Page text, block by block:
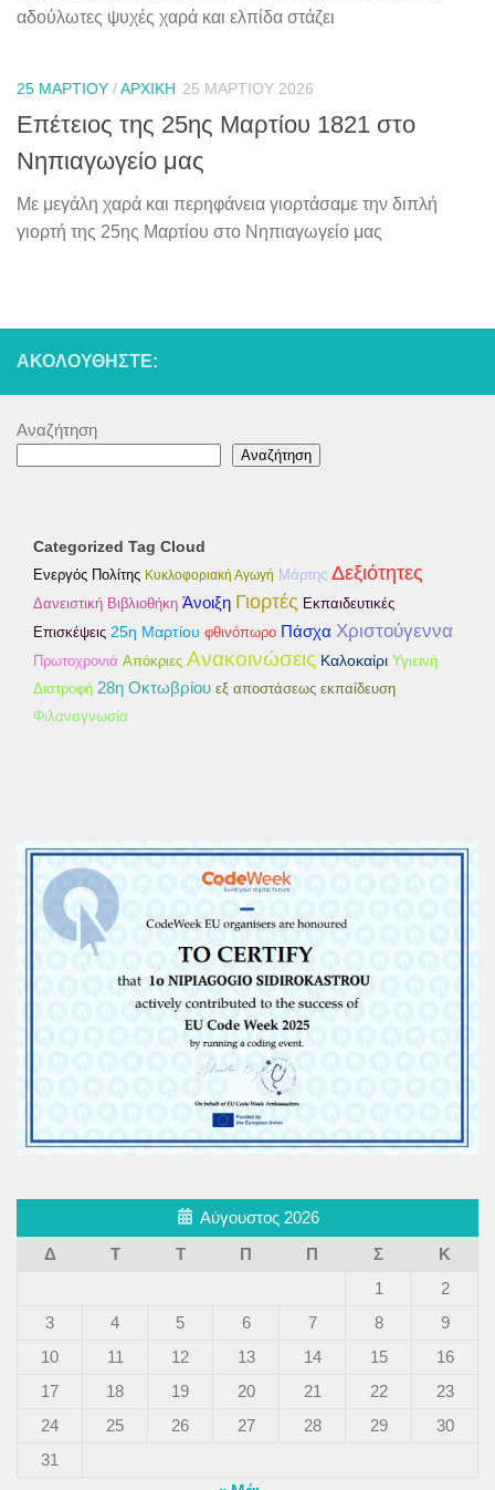
αδούλωτες ψυχές χαρά και ελπίδα στάζει
25 ΜΑΡΤΊΟΥ /ΑΡΧΙΚΉ 25 ΜΑΡΤΊΟΥ 2026
Επέτειος της 25ης Μαρτίου 1821 στο
Νηπιαγωγείο μας
Με μεγάλη χαρά και περηφάνεια γιορτάσαμε την διπλή
γιορτή της 25ης Μαρτίου στο Νηπιαγωγείο μας
ΑΚΟΛΟΥΘΉΣΤΕ:
Αναζήτηση
Αναζήτηση
Categorized Tag Cloud
Ενεργός Πολίτης Κυκλοφοριακή Αγωγή Μάρτης Δεξιότητες
Δανειστική Βιβλιοθήκη Άνοιξη Γιορτές Εκπαιδευτικές
Επισκέψεις 25η Μαρτίου φθινόπωρο Πάσχα Χριστούγεννα
Πρωτοχρονιά Απόκριες Ανακοινώσεις Καλοκαίρι Υγιεινή
Διατροφή 28η Οκτωβρίου εξ αποστάσεως εκπαίδευση
Φιλαναγνωσία
Αύγουστος 2026
Δ
Τ Τ Π Π Σ
Κ
1
2
3
4 5 6 7 8
9
10
11 12 13 14 15
16
17
18 19 20 21 22
23
24
25 26 27 28 29
30
31